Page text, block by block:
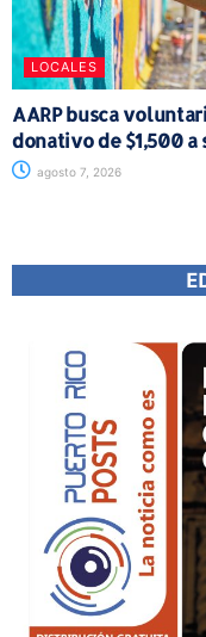
LOCALES
AARP busca
donativo de $1,500
agosto 7, 2026